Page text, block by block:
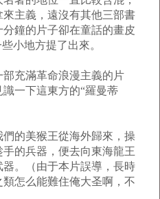
主義，遠沒有其他三部書
鐘的片子卻在童話的畫皮
小地方提了出來。
滿革命浪漫主義的片
一下這東方的“羅曼蒂
美猴王從海外歸來，操
的兵器，便去向東海龍王
。（由于本片誤導，長時
怎么能難住俺大圣啊，不